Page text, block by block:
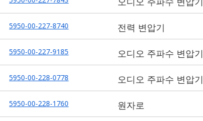
5950-00-227-8740 전력 변압기
5950-00-227-9185 오디오 주파수 변압기
5950-00-228-0778 오디오 주파수 변압기
5950-00-228-1760 원자로